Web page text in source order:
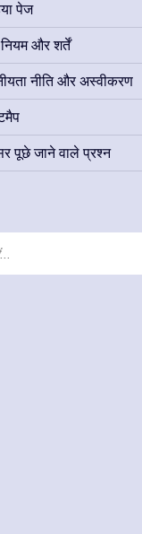
पेज
और शर्तें
नीति और अस्वीकरण
पूछे जाने वाले प्रश्न